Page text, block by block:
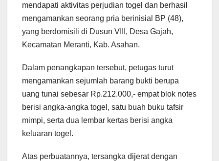
mendapati aktivitas perjudian togel dan berhasil
mengamankan seorang pria berinisial BP (48),
yang berdomisili di Dusun VIII, Desa Gajah,
Kecamatan Meranti, Kab. Asahan.
Dalam penangkapan tersebut, petugas turut
mengamankan sejumlah barang bukti berupa
uang tunai sebesar Rp.212.000,- empat blok notes
berisi angka-angka togel, satu buah buku tafsir
mimpi, serta dua lembar kertas berisi angka
keluaran togel.
Atas perbuatannya, tersangka dijerat dengan